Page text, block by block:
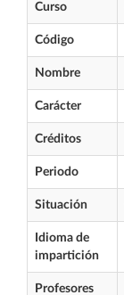
Curso
Código
Nombre
Carácter
Créditos
Periodo
Situación
Idioma de
impartición
Profesores